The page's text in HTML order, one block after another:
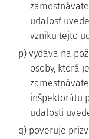
udalosť
vzniku tejto
p) vydáva na
osoby, ktorá
inšpektorátu
udalosti
q) poveruje